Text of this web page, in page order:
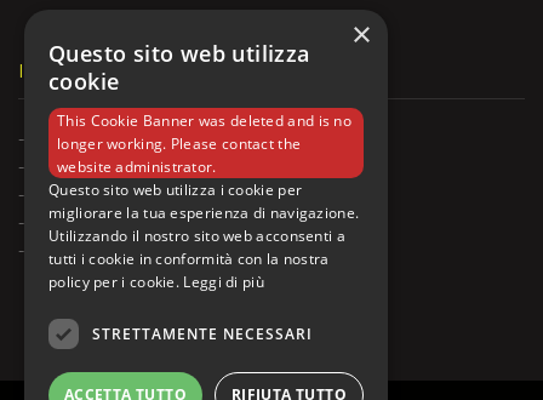
IL MATCH ALL’ESTERO
- Montreal,Ligue National d'Improvisation
-
Belgio
- Francia
- Argentina
- Svizzera
×
Questo sito web utilizza
cookie
This Cookie Banner was deleted and is no
longer working. Please contact the
website administrator.
Questo sito web utilizza i cookie per
migliorare la tua esperienza di navigazione.
Utilizzando il nostro sito web acconsenti a
tutti i cookie in conformità con la nostra
policy per i cookie. Leggi di più
STRETTAMENTE NECESSARI
ACCETTA TUTTO RIFIUTA TUTTO